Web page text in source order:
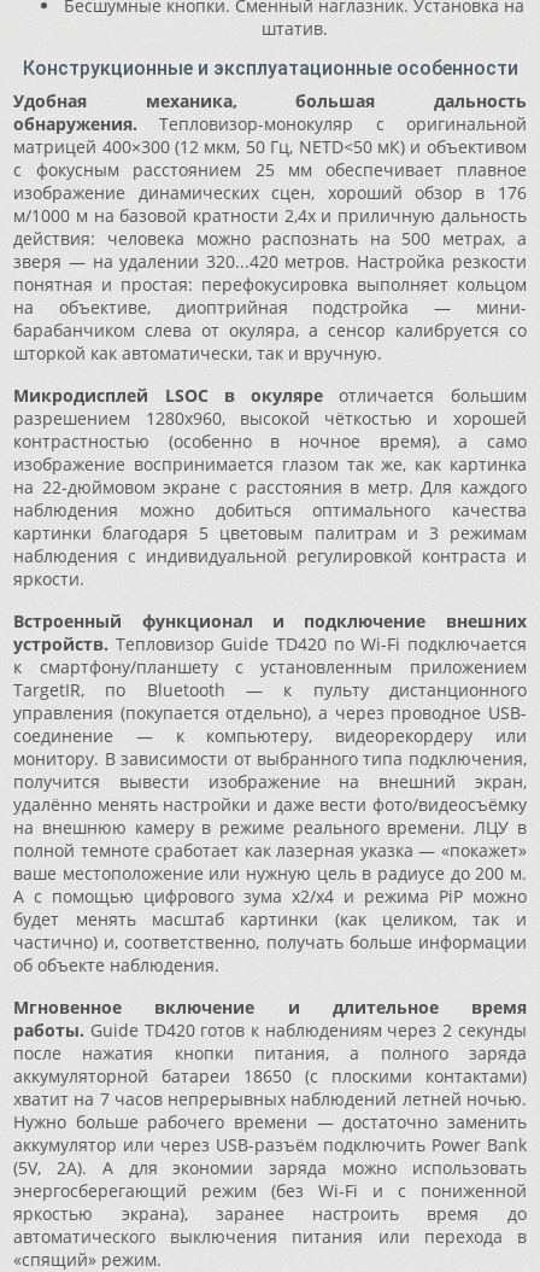
Бесшумные кнопки. Сменный наглазник. Установка на
штатив.
Конструкционные и эксплуатационные особенности
Удобная механика, большая дальность
обнаружения. Тепловизор-монокуляр с оригинальной
матрицей 400×300 (12 мкм, 50 Гц, NETD<50 мК) и объективом
с фокусным расстоянием 25 мм обеспечивает плавное
изображение динамических сцен, хороший обзор в 176
м/1000 м на базовой кратности 2,4x и приличную дальность
действия: человека можно распознать на 500 метрах, а
зверя — на удалении 320...420 метров. Настройка резкости
понятная и простая: перефокусировка выполняет кольцом
на объективе, диоптрийная подстройка — мини-
барабанчиком слева от окуляра, а сенсор калибруется со
шторкой как автоматически, так и вручную.
Микродисплей LSOC в окуляре отличается большим
разрешением 1280x960, высокой чёткостью и хорошей
контрастностью (особенно в ночное время), а само
изображение воспринимается глазом так же, как картинка
на 22-дюймовом экране с расстояния в метр. Для каждого
наблюдения можно добиться оптимального качества
картинки благодаря 5 цветовым палитрам и 3 режимам
наблюдения с индивидуальной регулировкой контраста и
яркости.
Встроенный функционал и подключение внешних
устройств. Тепловизор Guide TD420 по Wi-Fi подключается
к смартфону/планшету с установленным приложением
TargetIR, по Bluetooth — к пульту дистанционного
управления (покупается отдельно), а через проводное USB-
соединение — к компьютеру, видеорекордеру или
монитору. В зависимости от выбранного типа подключения,
получится вывести изображение на внешний экран,
удалённо менять настройки и даже вести фото/видеосъёмку
на внешнюю камеру в режиме реального времени. ЛЦУ в
полной темноте сработает как лазерная указка — «покажет»
ваше местоположение или нужную цель в радиусе до 200 м.
А с помощью цифрового зума x2/x4 и режима PiP можно
будет менять масштаб картинки (как целиком, так и
частично) и, соответственно, получать больше информации
об объекте наблюдения.
Мгновенное включение и длительное время
работы. Guide TD420 готов к наблюдениям через 2 секунды
после нажатия кнопки питания, а полного заряда
аккумуляторной батареи 18650 (с плоскими контактами)
хватит на 7 часов непрерывных наблюдений летней ночью.
Нужно больше рабочего времени — достаточно заменить
аккумулятор или через USB-разъём подключить Power Bank
(5V, 2A). А для экономии заряда можно использовать
энергосберегающий режим (без Wi-Fi и с пониженной
яркостью экрана), заранее настроить время до
автоматического выключения питания или перехода в
«спящий» режим.